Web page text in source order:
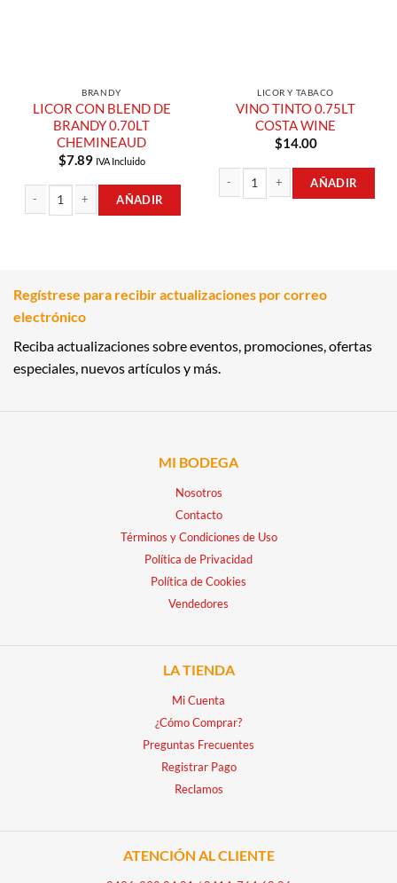
BRANDY
LICOR CON BLEND DE
BRANDY 0.70LT
CHEMINEAUD
$7.89 IVA Incluido
AÑADIR
LICOR Y TABACO
VINO TINTO 0.75LT
COSTA WINE
$14.00
AÑADIR
Regístrese para recibir actualizaciones por correo
electrónico
Reciba actualizaciones sobre eventos, promociones, ofertas
especiales, nuevos artículos y más.
MI BODEGA
Nosotros
Contacto
Términos y Condiciones de Uso
Política de Privacidad
Política de Cookies
Vendedores
LA TIENDA
Mi Cuenta
¿Cómo Comprar?
Preguntas Frecuentes
Registrar Pago
Reclamos
ATENCIÓN AL CLIENTE